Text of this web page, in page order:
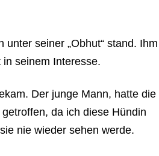
seiner „Obhut“ stand. Ihm
seinem Interesse.
Der junge Mann, hatte die
da ich diese Hündin
nie wieder sehen werde.